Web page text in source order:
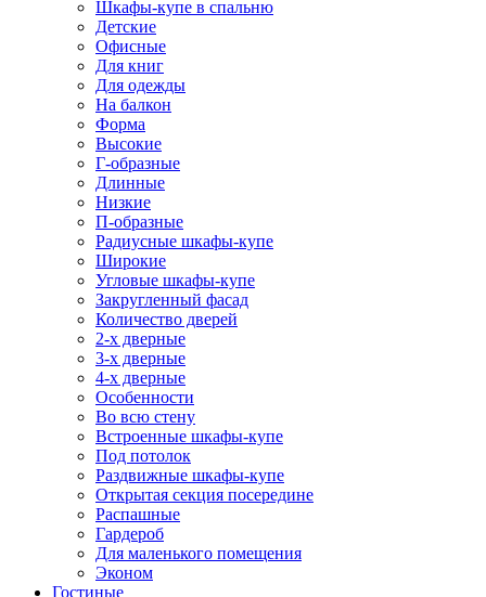
Шкафы-купе в спальню
Детские
Офисные
Для книг
Для одежды
На балкон
Форма
Высокие
Г-образные
Длинные
Низкие
П-образные
Радиусные шкафы-купе
Широкие
Угловые шкафы-купе
Закругленный фасад
Количество дверей
2-х дверные
3-х дверные
4-х дверные
Особенности
Во всю стену
Встроенные шкафы-купе
Под потолок
Раздвижные шкафы-купе
Открытая секция посередине
Распашные
Гардероб
Для маленького помещения
Эконом
Гостиные